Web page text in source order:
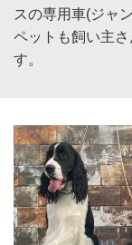
スの専用車(ジャ
ペットも飼い主
す。